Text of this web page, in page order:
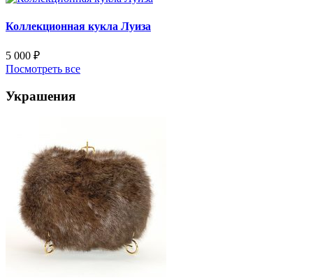
Коллекционная кукла Луиза
5 000 ₽
Посмотреть все
Украшения